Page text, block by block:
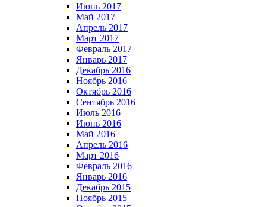
Июнь 2017
Май 2017
Апрель 2017
Март 2017
Февраль 2017
Январь 2017
Декабрь 2016
Ноябрь 2016
Октябрь 2016
Сентябрь 2016
Июль 2016
Июнь 2016
Май 2016
Апрель 2016
Март 2016
Февраль 2016
Январь 2016
Декабрь 2015
Ноябрь 2015